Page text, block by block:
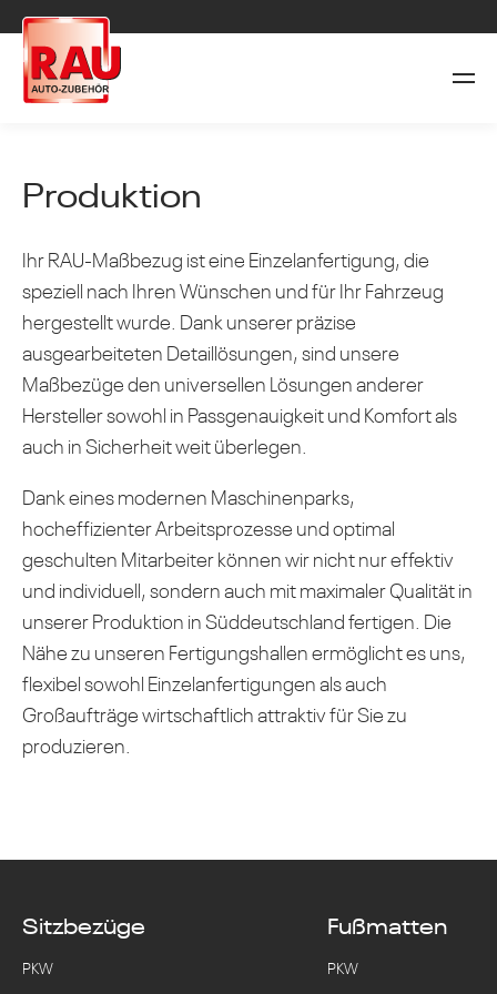
Produktion
Ihr RAU-Maßbezug ist eine Einzelanfertigung, die
speziell nach Ihren Wünschen und für Ihr Fahrzeug
hergestellt wurde. Dank unserer präzise
ausgearbeiteten Detaillösungen, sind unsere
Maßbezüge den universellen Lösungen anderer
Hersteller sowohl in Passgenauigkeit und Komfort als
auch in Sicherheit weit überlegen.
Dank eines modernen Maschinenparks,
hocheffizienter Arbeitsprozesse und optimal
geschulten Mitarbeiter können wir nicht nur effektiv
und individuell, sondern auch mit maximaler Qualität in
unserer Produktion in Süddeutschland fertigen. Die
Nähe zu unseren Fertigungshallen ermöglicht es uns,
flexibel sowohl Einzelanfertigungen als auch
Großaufträge wirtschaftlich attraktiv für Sie zu
produzieren.
Sitzbezüge
PKW
Fußmatten
PKW